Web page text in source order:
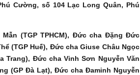
Cường, số 104 Lạc Long Quân, Phú
(TGP TPHCM), Đức cha Đặng Đức
(TGP Huế), Đức cha Giuse Châu Ngọc
Trang), Đức cha Vinh Sơn Nguyễn Văn
(GP Đà Lạt), Đức cha Đaminh Nguyễn